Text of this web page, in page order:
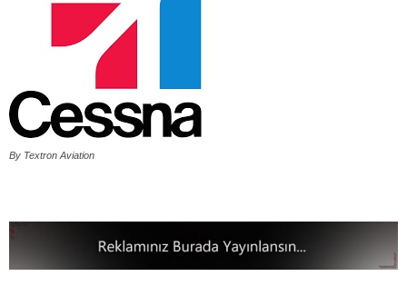
By Textron Aviation